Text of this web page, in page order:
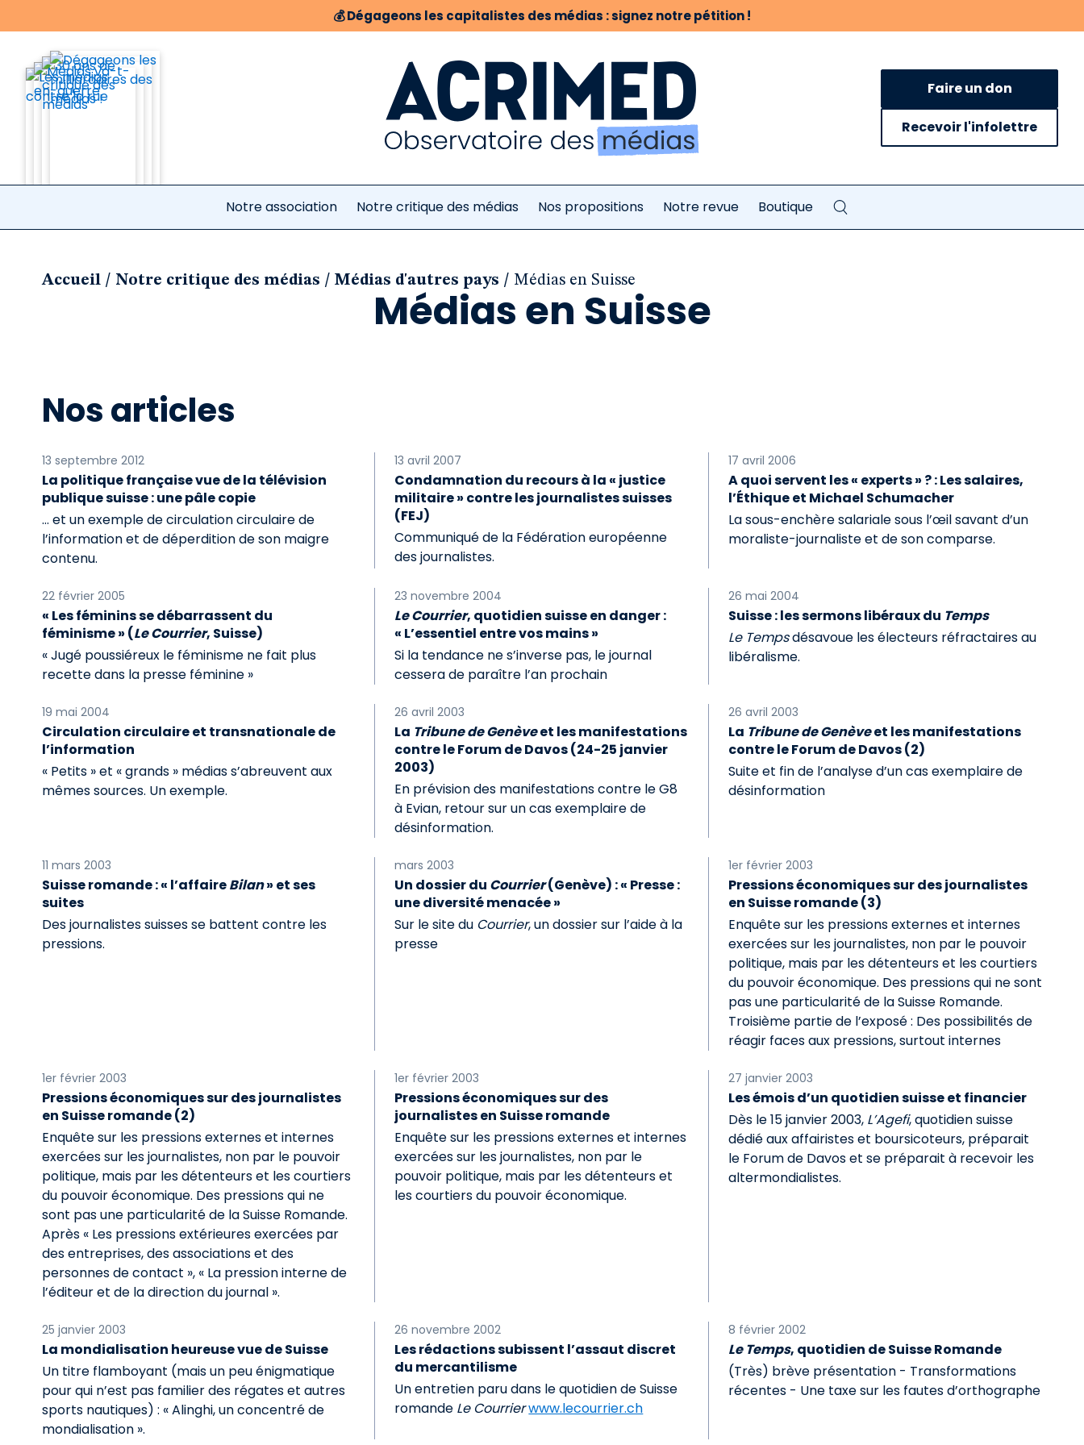
💰Dégageons les capitalistes des médias : signez notre pétition !
Faire un don
Recevoir l'infolettre
Notre association Notre critique des médias Nos propositions Notre revue Boutique
Accueil / Notre critique des médias / Médias d'autres pays / Médias en Suisse
Médias en Suisse
Nos articles
13 septembre 2012
La politique française vue de la télévision
publique suisse : une pâle copie
… et un exemple de circulation circulaire de
l’information et de déperdition de son maigre
contenu.
13 avril 2007
Condamnation du recours à la « justice
militaire » contre les journalistes suisses
(FEJ)
Communiqué de la Fédération européenne
des journalistes.
17 avril 2006
A quoi servent les « experts » ? : Les salaires,
l’Éthique et Michael Schumacher
La sous-enchère salariale sous l’œil savant d’un
moraliste-journaliste et de son comparse.
22 février 2005
« Les féminins se débarrassent du
féminisme » (Le Courrier, Suisse)
« Jugé poussiéreux le féminisme ne fait plus
recette dans la presse féminine »
23 novembre 2004
Le Courrier, quotidien suisse en danger :
« L’essentiel entre vos mains »
Si la tendance ne s’inverse pas, le journal
cessera de paraître l’an prochain
26 mai 2004
Suisse : les sermons libéraux du Temps
Le Tempsdésavoue les électeurs réfractaires au
libéralisme.
19 mai 2004
Circulation circulaire et transnationale de
l’information
« Petits » et « grands » médias s’abreuvent aux
mêmes sources. Un exemple.
26 avril 2003
La Tribune de Genèveet les manifestations
contre le Forum de Davos (24-25 janvier
2003)
En prévision des manifestations contre le G8
à Evian, retour sur un cas exemplaire de
désinformation.
26 avril 2003
La Tribune de Genèveet les manifestations
contre le Forum de Davos (2)
Suite et fin de l’analyse d’un cas exemplaire de
désinformation
11 mars 2003
Suisse romande : « l’affaireBilan» et ses
suites
Des journalistes suisses se battent contre les
pressions.
mars 2003
Un dossier du Courrier(Genève) : « Presse :
une diversité menacée »
Sur le site du Courrier, un dossier sur l’aide à la
presse
1er février 2003
Pressions économiques sur des journalistes
en Suisse romande (3)
Enquête sur les pressions externes et internes
exercées sur les journalistes, non par le pouvoir
politique, mais par les détenteurs et les courtiers
du pouvoir économique. Des pressions qui ne sont
pas une particularité de la Suisse Romande.
Troisième partie de l’exposé : Des possibilités de
réagir faces aux pressions, surtout internes
1er février 2003
Pressions économiques sur des journalistes
en Suisse romande (2)
Enquête sur les pressions externes et internes
exercées sur les journalistes, non par le pouvoir
politique, mais par les détenteurs et les courtiers
du pouvoir économique. Des pressions qui ne
sont pas une particularité de la Suisse Romande.
Après « Les pressions extérieures exercées par
des entreprises, des associations et des
personnes de contact », « La pression interne de
l’éditeur et de la direction du journal ».
1er février 2003
Pressions économiques sur des
journalistes en Suisse romande
Enquête sur les pressions externes et internes
exercées sur les journalistes, non par le
pouvoir politique, mais par les détenteurs et
les courtiers du pouvoir économique.
27 janvier 2003
Les émois d’un quotidien suisse et financier
Dès le 15 janvier 2003, L’Agefi, quotidien suisse
dédié aux affairistes et boursicoteurs, préparait
le Forum de Davos et se préparait à recevoir les
altermondialistes.
25 janvier 2003
La mondialisation heureuse vue de Suisse
Un titre flamboyant (mais un peu énigmatique
pour qui n’est pas familier des régates et autres
sports nautiques) : « Alinghi, un concentré de
mondialisation ».
26 novembre 2002
Les rédactions subissent l’assaut discret
du mercantilisme
Un entretien paru dans le quotidien de Suisse
romande Le Courrierwww.lecourrier.ch
8 février 2002
Le Temps, quotidien de Suisse Romande
(Très) brève présentation - Transformations
récentes - Une taxe sur les fautes d’orthographe